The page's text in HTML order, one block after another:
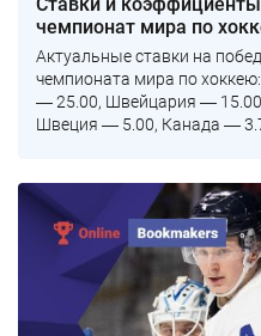
Ставки и
чемпионат мира по
Актуальные ставки на
чемпионата мира по
― 25.00, Швейцария ―
Швеция ― 5.00, Канада ―